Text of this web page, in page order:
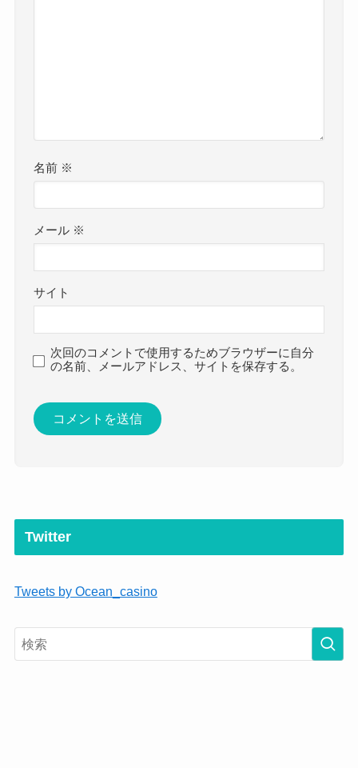
名前 ※
メール ※
サイト
次回のコメントで使用するためブラウザーに自分
の名前、メールアドレス、サイトを保存する。
Twitter
Tweets by Ocean_casino